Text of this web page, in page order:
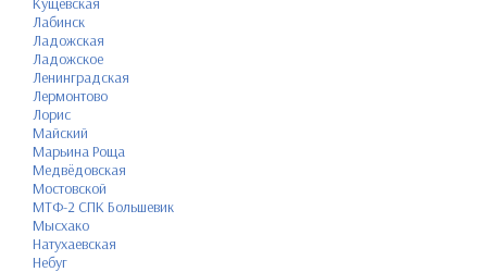
Лабинск
Ладожская
Ладожское
Ленинградская
Лермонтово
Лорис
Майский
Марьина Роща
Медвёдовская
Мостовской
МТФ-2 СПК Большевик
Мысхако
Натухаевская
Небуг